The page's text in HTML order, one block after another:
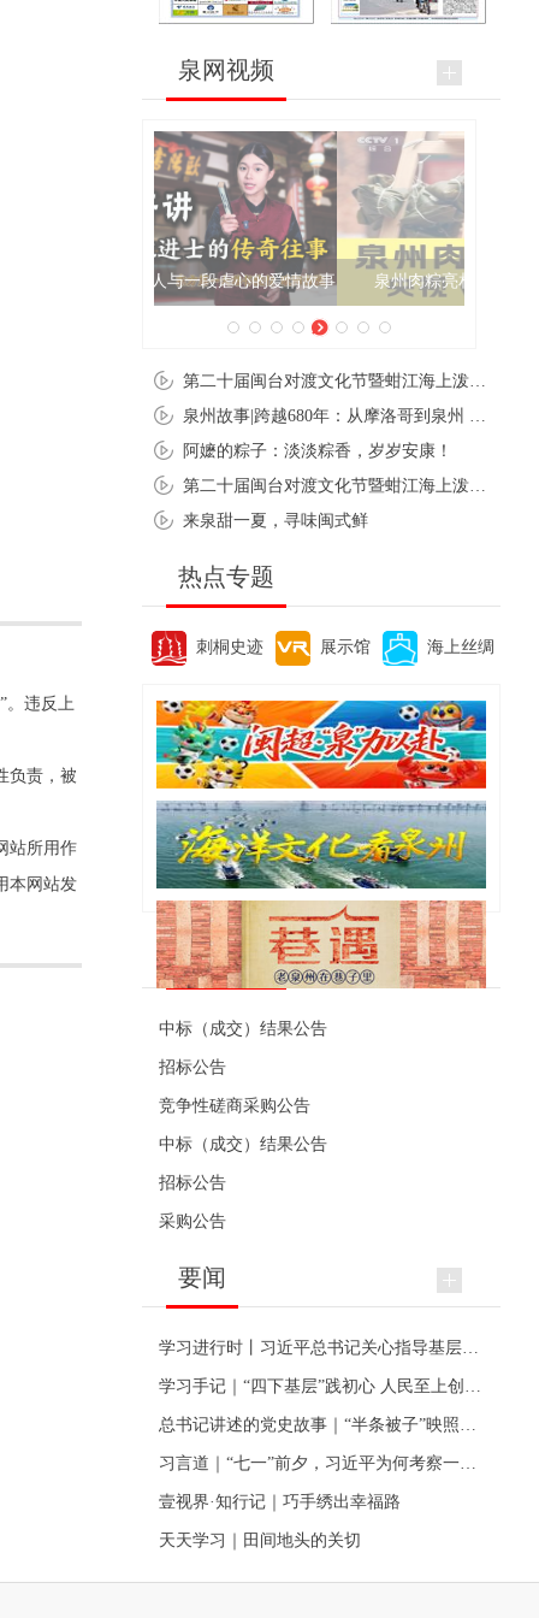
。违反上
负责，被
站所用作
本网站发
泉网视频
泉州肉粽亮相央视《新闻联播》
阿嬷的粽子：淡淡粽香，岁岁安康！
来泉甜一夏，寻味闽式鲜
热点专题
刺桐史迹 展示馆 海上丝绸
便民资讯
中标（成交）结果公告
招标公告
竞争性磋商采购公告
中标（成交）结果公告
招标公告
采购公告
要闻
壹视界·知行记｜巧手绣出幸福路
天天学习｜田间地头的关切